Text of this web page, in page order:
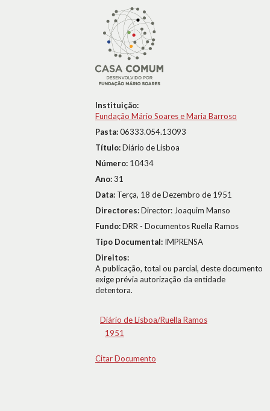
Instituição:
Fundação Mário Soares e Maria Barroso
Pasta:06333.054.13093
Título:Diário de Lisboa
Número: 10434
Ano:31
Data: Terça, 18 de Dezembro de 1951
Directores:Director: Joaquim Manso
Fundo:DRR - Documentos Ruella Ramos
Tipo Documental: IMPRENSA
Direitos:
A publicação, total ou parcial, deste documento
exige prévia autorização da entidade
detentora.
Diário de Lisboa/Ruella Ramos
1951
Citar Documento